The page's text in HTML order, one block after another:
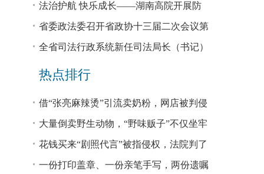
我加压 砥砺奋进 推动工作更有成效 更加
出彩
法治护航 快乐成长——湖南高院开展防
欺凌、防性侵公益普法宣讲
省委政法委召开省政协十三届二次会议第
0327号提案办理座谈会
全省司法行政系统新任司法局长（书记）
培训班开班 方华堂作专题辅导
热点排行
借“张亮麻辣烫”引流卖奶粉，网店被判侵
权！
大量倒卖野生动物，“野味贩子”不仅坐牢
还得赔钱
花钱买来“剧照代言”被指侵权，法院判了
一份打印盖章、一份亲笔手写，两份遗嘱